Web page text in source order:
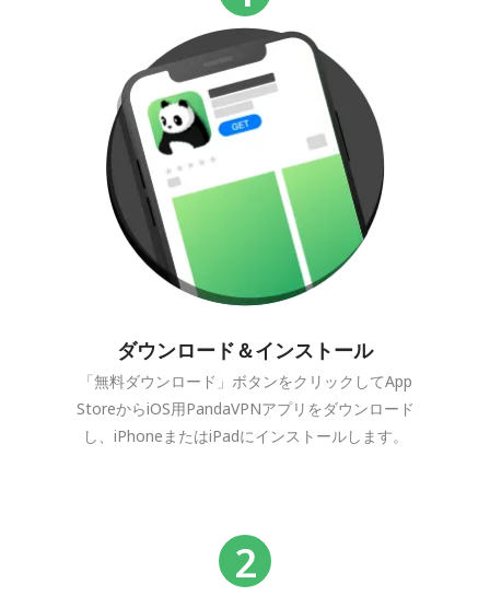
ダウンロード＆インストール
「無料ダウンロード」ボタンをクリックしてApp
StoreからiOS用PandaVPNアプリをダウンロード
し、iPhoneまたはiPadにインストールします。